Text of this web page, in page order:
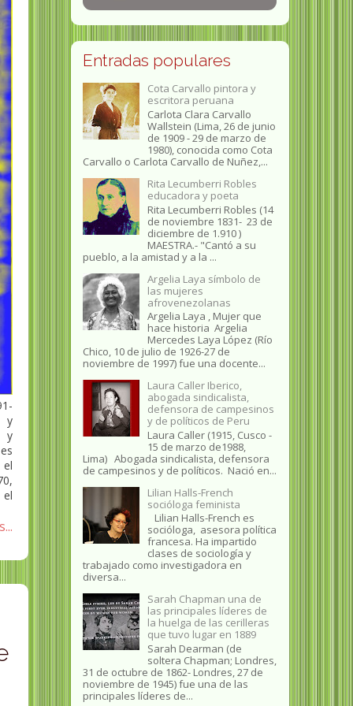
y
y
Entradas populares
Cota Carvallo pintora y
escritora peruana
Carlota Clara Carvallo
Wallstein (Lima, 26 de junio
de 1909 - 29 de marzo de
1980), conocida como Cota
Carvallo o Carlota Carvallo de Nuñez,...
Rita Lecumberri Robles
educadora y poeta
Rita Lecumberri Robles (14
de noviembre 1831- 23 de
diciembre de 1.910 )
MAESTRA.- "Cantó a su
pueblo, a la amistad y a la ...
Argelia Laya símbolo de
las mujeres
afrovenezolanas
Argelia Laya , Mujer que
hace historia Argelia
Mercedes Laya López (Río
Chico, 10 de julio de 1926-27 de
noviembre de 1997) fue una docente...
Laura Caller Iberico,
abogada sindicalista,
defensora de campesinos
y de políticos de Peru
Laura Caller (1915, Cusco -
15 de marzo de1988,
Lima) Abogada sindicalista, defensora
de campesinos y de políticos. Nació en...
Lilian Halls-French
socióloga feminista
Lilian Halls-French es
socióloga, asesora política
francesa. Ha impartido
clases de sociología y
trabajado como investigadora en
diversa...
Sarah Chapman una de
las principales líderes de
la huelga de las cerilleras
que tuvo lugar en 1889
Sarah Dearman (de
soltera Chapman; Londres,
31 de octubre de 1862​- Londres, 27 de
noviembre de 1945)​ fue una de las
principales líderes de...